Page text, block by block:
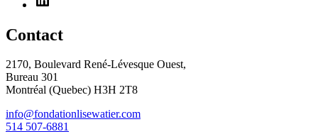
Contact
2170, Boulevard René-Lévesque Ouest,
Bureau 301
Montréal (Quebec) H3H 2T8
info@fondationlisewatier.com
514 507-6881